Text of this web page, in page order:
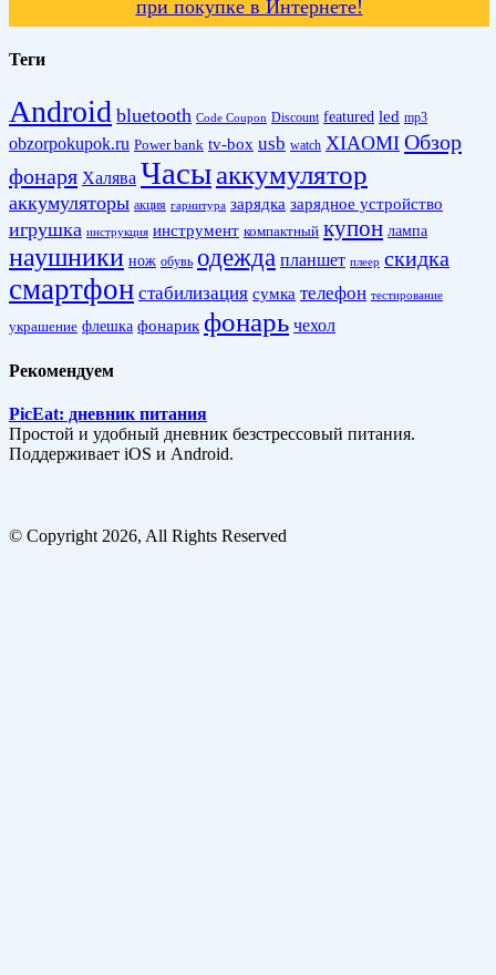
при покупке в Интернете!
Теги
Android bluetooth Code Coupon Discount featured led mp3
obzorpokupok.ru Power bank tv-box usb watch XIAOMI Обзор
фонаря Халява Часыаккумулятор
аккумуляторы акция гарнитура зарядка зарядное устройство
игрушка инструкция инструмент компактный купон лампа
наушники нож обувь одежда планшет плеер скидка
смартфон стабилизация сумка телефон тестирование
украшение флешка фонарик фонарь чехол
Рекомендуем
PicEat: дневник питания
Простой и удобный дневник безстрессовый питания.
Поддерживает iOS и Android.
© Copyright 2026, All Rights Reserved